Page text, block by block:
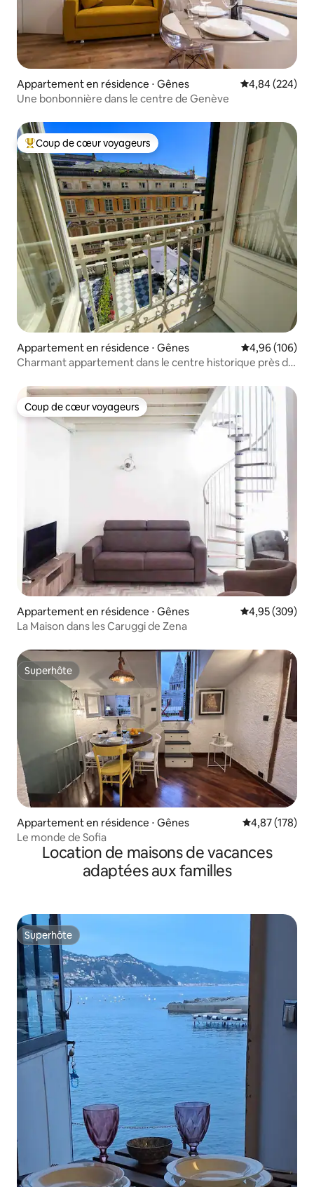
Appartement en résidence ⋅ Gênes Évaluation
4,84 (224)
Une bonbonnière dans le centre de Genève
Coups de cœur voyageurs les plus appréciés
Coup de cœur voyageurs
Appartement en résidence ⋅ Gênes Évaluation
4,96 (106)
Charmant appartement dans le centre historique près de
Coup de cœur voyageurs
Coup de cœur voyageurs
Appartement en résidence ⋅ Gênes Évaluation
4,95 (309)
La Maison dans les Caruggi de Zena
Superhôte
Superhôte
Appartement en résidence ⋅ Gênes Évaluation
4,87 (178)
Le monde de Sofia
Location de maisons de vacances
adaptées aux familles
Superhôte
Superhôte